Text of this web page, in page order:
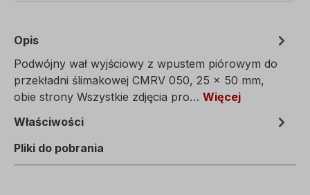
Opis
Podwójny wał wyjściowy z wpustem piórowym do
przekładni ślimakowej CMRV 050, 25 x 50 mm,
obie strony Wszystkie zdjęcia pro… Więcej
Właściwości
Pliki do pobrania